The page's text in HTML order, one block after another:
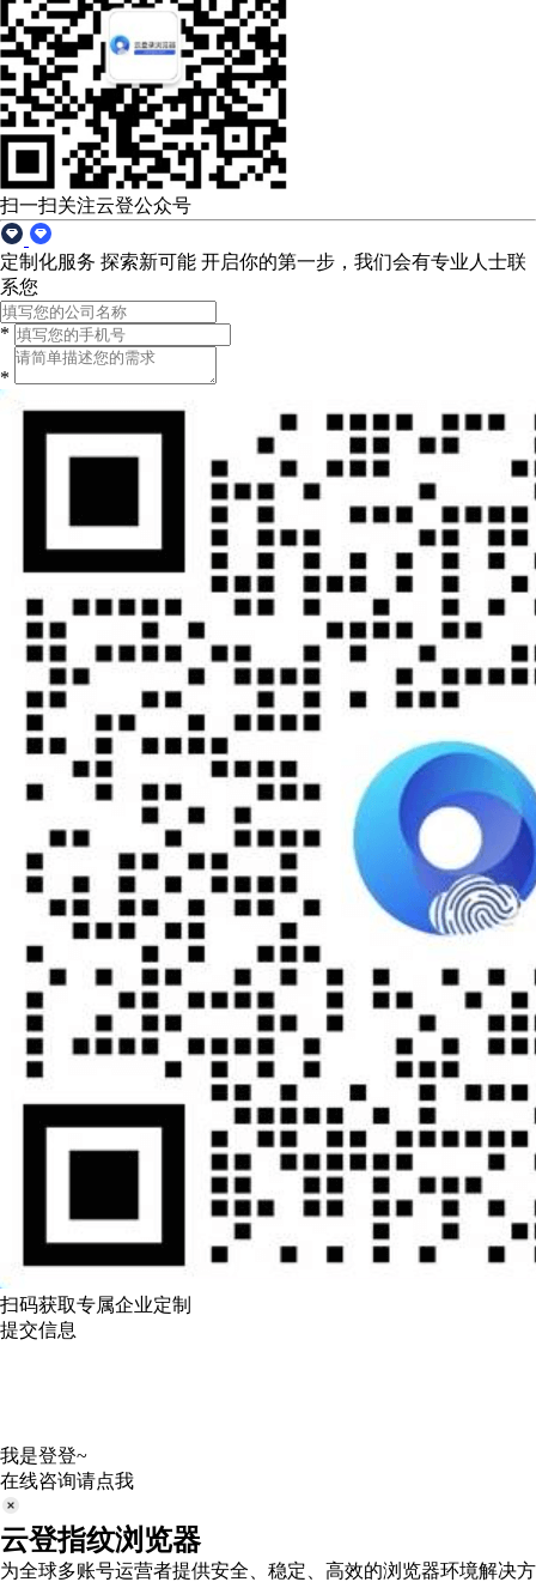
扫一扫关注云登公众号
定制化服务 探索新可能 开启你的第一步，我们会有专业人士联
系您
*
*
扫码获取专属企业定制
提交信息
我是登登~
在线咨询请点我
云登指纹浏览器
为全球多账号运营者提供安全、稳定、高效的浏览器环境解决方